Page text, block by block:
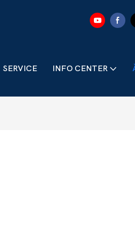
SERVICE INFO CENTER